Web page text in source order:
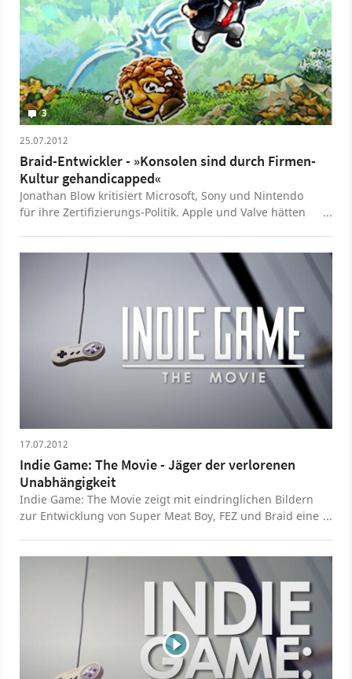
3
25.07.2012
Braid-Entwickler - »Konsolen sind durch Firmen-
Kultur gehandicapped«
Jonathan Blow kritisiert Microsoft, Sony und Nintendo
für ihre Zertifizierungs-Politik. Apple und Valve hätten
17.07.2012
Indie Game: The Movie - Jäger der verlorenen
Unabhängigkeit
Indie Game: The Movie zeigt mit eindringlichen Bildern
zur Entwicklung von Super Meat Boy, FEZ und Braid eine